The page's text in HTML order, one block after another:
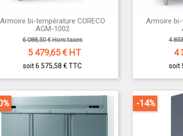
 Aperçu rapide
Armoire bi-température CORECO
AGM-1002
6 088,50 € Hors taxes
5 479,65€ HT
soit 6 575,58 €TTC

Armoire bi-
4
4
soit
-14%